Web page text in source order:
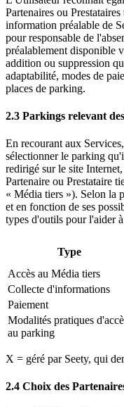
Partenaires ou
information préalable de
pour responsable de
préalablement disponible
addition ou suppression
adaptabilité, modes de
places de parking.
2.3 Parkings relevant
En recourant aux
sélectionner le parking
redirigé sur le site
Partenaire ou Prestataire
« Média tiers »). Selon la
et en fonction de ses
types d'outils pour l'aider
Type
Accès au Média tiers
Collecte d'informations
Paiement
Modalités pratiques
au parking
X = géré par Seety, qui
2.4 Choix des